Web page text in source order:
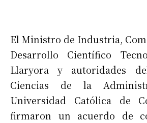
El Ministro de Industria,
Desarrollo Científico
Llaryora y autoridades
Ciencias de la
Universidad Católica de
firmaron un acuerdo de